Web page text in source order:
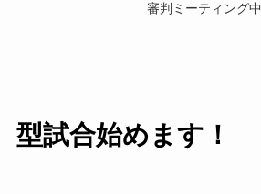
審判ミーティング中
型試合始めます！